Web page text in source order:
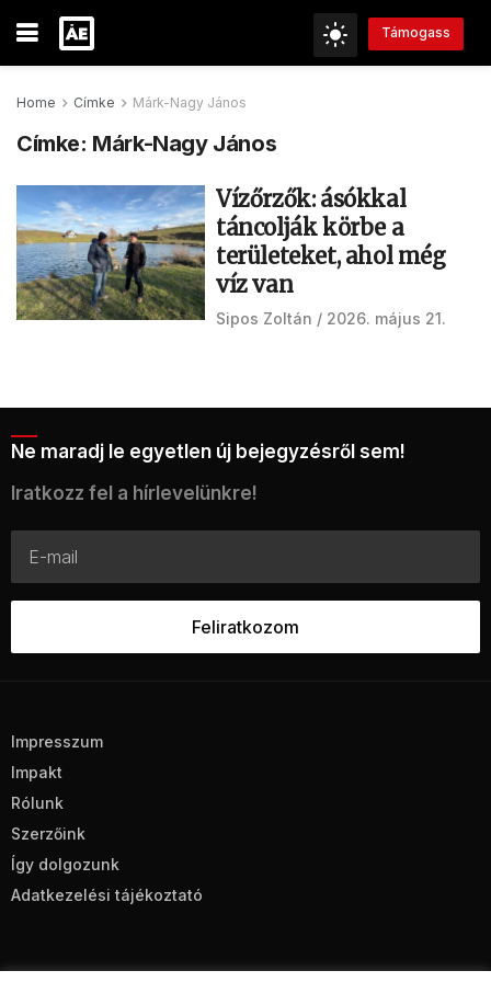
Támogass
Home Címke Márk-Nagy János
Címke: Márk-Nagy János
Vízőrzők: ásókkal
táncolják körbe a
területeket, ahol még
víz van
Sipos Zoltán 2026. május 21.
Ne maradj le egyetlen új bejegyzésről sem!
Iratkozz fel a hírlevelünkre!
Impresszum
Impakt
Rólunk
Szerzőink
Így dolgozunk
Adatkezelési tájékoztató